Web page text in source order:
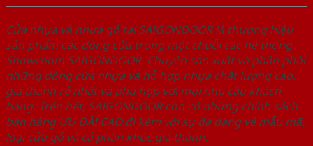
Cửa nhựa và nhựa gỗ tại SAIGONDOOR là thương hiệu
sản phẩm các dòng cửa trong một chuỗi các hệ thống
Showroom SAIGONDOOR. Chuyên sản xuất và phân phối
những dòng cửa nhựa và hỗ hợp nhựa chất lượng cao,
giá thành rẻ nhất và phù hợp với mọi nhu cầu khách
hàng. Trên hết, SAIGONDOOR còn có những chính sách
bán hàng ƯU ĐÃI CAO đi kèm với sự đa dạng về mẫu mã,
loại cửa gỗ và cả phân khúc giá thành.